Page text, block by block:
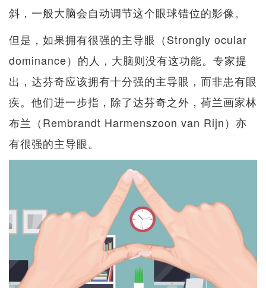
斜，一般大脑会自动调节这个眼球错位的影像。
但是，如果拥有很强的主导眼（Strongly ocular
dominance）的人，大脑则没有这功能。专家提
出，达芬奇应该拥有十分强的主导眼，而非患有眼
疾。他们进一步指，除了达芬奇之外，荷兰画家林
布兰（Rembrandt Harmenszoon van Rijn）亦
有很强的主导眼。